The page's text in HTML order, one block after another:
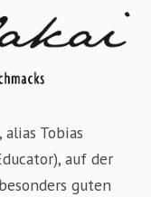
Tobias
auf der
guten